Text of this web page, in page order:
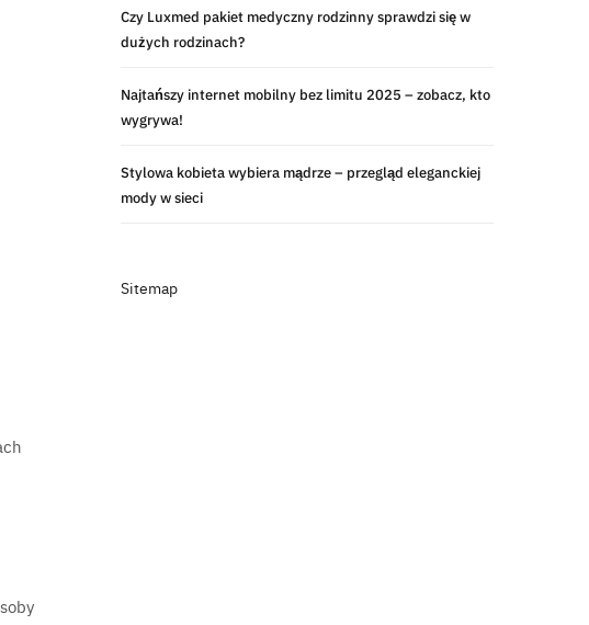
Czy Luxmed pakiet medyczny rodzinny sprawdzi się w
dużych rodzinach?
Najtańszy internet mobilny bez limitu 2025 – zobacz, kto
wygrywa!
Stylowa kobieta wybiera mądrze – przegląd eleganckiej
mody w sieci
Sitemap